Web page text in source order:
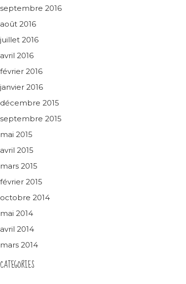
septembre 2016
août 2016
juillet 2016
avril 2016
février 2016
janvier 2016
décembre 2015
septembre 2015
mai 2015
avril 2015
mars 2015
février 2015
octobre 2014
mai 2014
avril 2014
mars 2014
CATEGORIES